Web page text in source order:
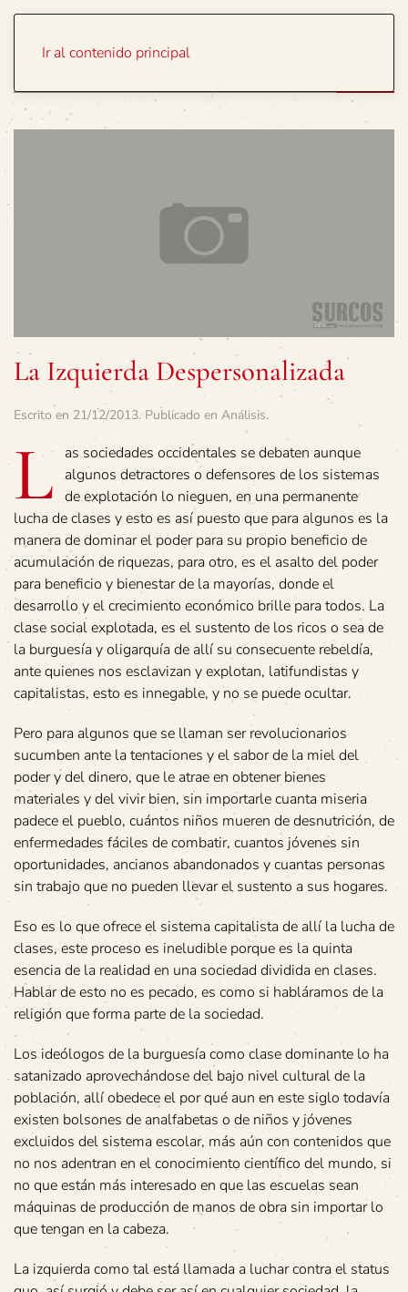
Ir al contenido principal
La Izquierda Despersonalizada
Escrito en 21/12/2013. Publicado en Análisis.
L
as sociedades occidentales se debaten aunque
algunos detractores o defensores de los sistemas
de explotación lo nieguen, en una permanente
lucha de clases y esto es así puesto que para algunos es la
manera de dominar el poder para su propio beneficio de
acumulación de riquezas, para otro, es el asalto del poder
para beneficio y bienestar de la mayorías, donde el
desarrollo y el crecimiento económico brille para todos. La
clase social explotada, es el sustento de los ricos o sea de
la burguesía y oligarquía de allí su consecuente rebeldía,
ante quienes nos esclavizan y explotan, latifundistas y
capitalistas, esto es innegable, y no se puede ocultar.
Pero para algunos que se llaman ser revolucionarios
sucumben ante la tentaciones y el sabor de la miel del
poder y del dinero, que le atrae en obtener bienes
materiales y del vivir bien, sin importarle cuanta miseria
padece el pueblo, cuántos niños mueren de desnutrición, de
enfermedades fáciles de combatir, cuantos jóvenes sin
oportunidades, ancianos abandonados y cuantas personas
sin trabajo que no pueden llevar el sustento a sus hogares.
Eso es lo que ofrece el sistema capitalista de allí la lucha de
clases, este proceso es ineludible porque es la quinta
esencia de la realidad en una sociedad dividida en clases.
Hablar de esto no es pecado, es como si habláramos de la
religión que forma parte de la sociedad.
Los ideólogos de la burguesía como clase dominante lo ha
satanizado aprovechándose del bajo nivel cultural de la
población, allí obedece el por qué aun en este siglo todavía
existen bolsones de analfabetas o de niños y jóvenes
excluidos del sistema escolar, más aún con contenidos que
no nos adentran en el conocimiento científico del mundo, si
no que están más interesado en que las escuelas sean
máquinas de producción de manos de obra sin importar lo
que tengan en la cabeza.
La izquierda como tal está llamada a luchar contra el status